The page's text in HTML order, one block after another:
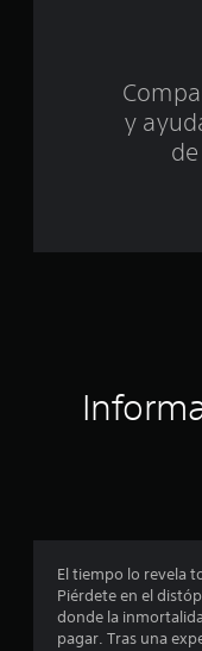
y
El tiempo lo revela
Piérdete en el
donde la
pagar. Tras una